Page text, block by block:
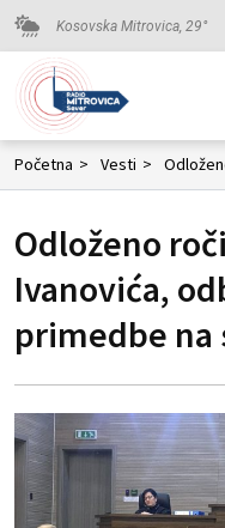
Kosovska Mitrovica, 29°
Početna > Vesti >
Odloženo
Ivanovića,
primedbe na